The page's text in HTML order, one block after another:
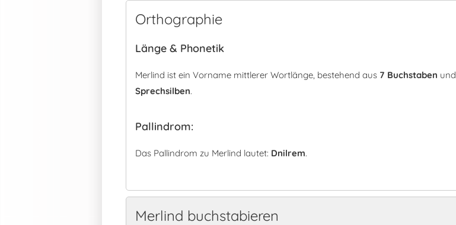
Orthographie
Länge & Phonetik
Merlind ist ein Vorname mittlerer Wortlänge, bestehend aus 7 Buchstaben und
Sprechsilben.
Pallindrom:
Das Pallindrom zu Merlind lautet: Dnilrem.
Merlind buchstabieren